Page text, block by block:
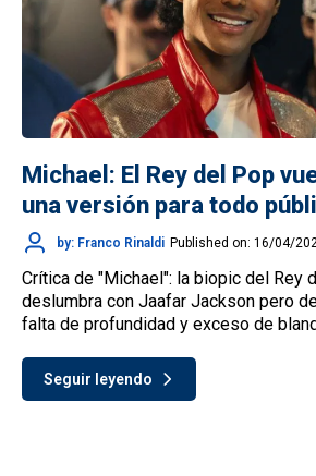
Michael: El Rey del Pop
una versión para todo
by: Franco Rinaldi Published on: 16/04/
Crítica de "Michael": la biopic del Rey
deslumbra con Jaafar Jackson pero
falta de profundidad y exceso de
Seguir leyendo